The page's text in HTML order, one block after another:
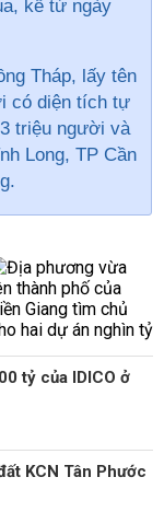
kể từ ngày
Tháp, lấy tên
có diện tích tự
triệu người và
Long, TP Cần
tỷ của IDICO ở
KCN Tân Phước